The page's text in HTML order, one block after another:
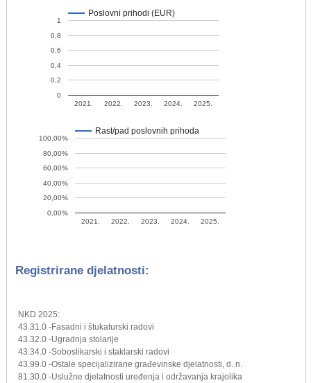
Poslovni prihodi (EUR)
2021. 2022. 2023. 2024. 2025.
0
0,2
0,4
0,6
0,8
1
Rast/pad poslovnih prihoda
2021. 2022. 2023. 2024. 2025.
0,00%
20,00%
40,00%
60,00%
80,00%
100,00%
Registrirane djelatnosti:
NKD 2025:
43.31.0 -Fasadni i štukaturski radovi
43.32.0 -Ugradnja stolarije
43.34.0 -Soboslikarski i staklarski radovi
43.99.0 -Ostale specijalizirane građevinske djelatnosti, d. n.
81.30.0 -Uslužne djelatnosti uređenja i održavanja krajolika